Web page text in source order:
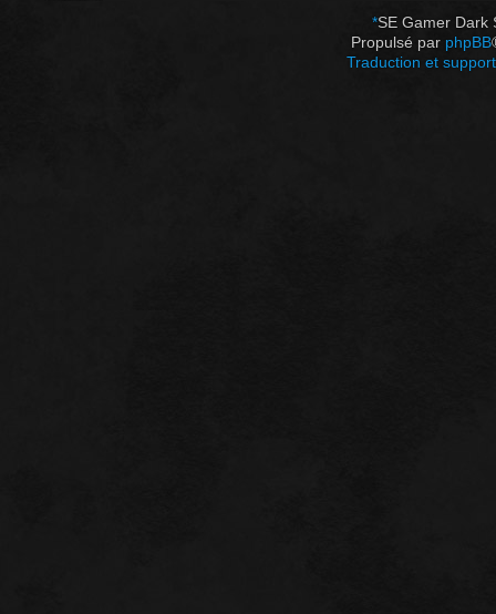
*SE Gamer Dark
Propulsé par phpBB
Traduction et